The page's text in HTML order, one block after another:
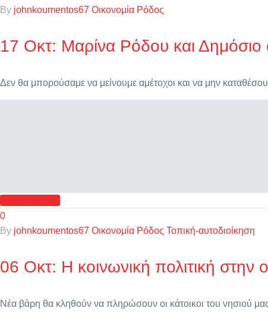
By johnkoumentos67 Οικονομία Ρόδος
17 Οκτ: Μαρίνα Ρόδου και
Δεν θα μπορούσαμε να μείνουμε αμέτοχοι και να μην
0
By johnkoumentos67 Οικονομία Ρόδος Τοπική-αυτοδιοίκηση
06 Οκτ: Η κοινωνική πολιτική
Νέα βάρη θα κληθούν να πληρώσουν οι κάτοικοι του νησιού